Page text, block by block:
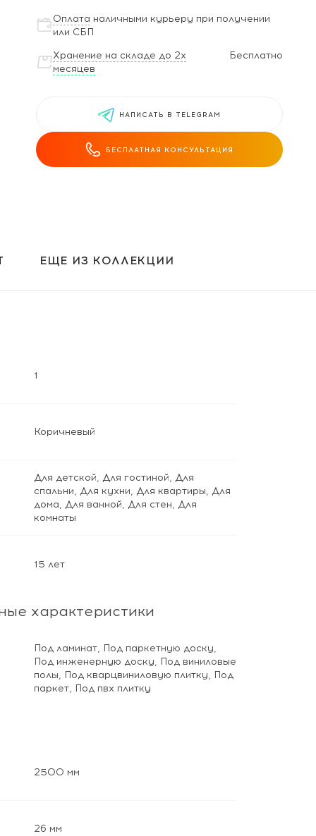
Оплата наличными курьеру при получении
или СБП
Хранение на складе до 2х
месяцев
Бесплатно
НАПИСАТЬ В TELEGRAM
БЕСПЛАТНАЯ КОНСУЛЬТАЦИЯ
ЕЩЕ ИЗ КОЛЛЕКЦИИ
1
Коричневый
Для детской, Для гостиной, Для
спальни, Для кухни, Для квартиры, Для
дома, Для ванной, Для стен, Для
комнаты
15 лет
характеристики
Под ламинат, Под паркетную доску,
Под инженерную доску, Под виниловые
полы, Под кварцвиниловую плитку, Под
паркет, Под пвх плитку
2500 мм
26 мм